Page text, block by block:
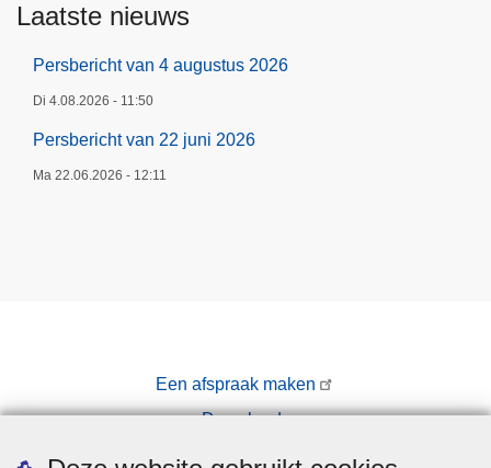
Laatste nieuws
Persbericht van 4 augustus 2026
Di 4.08.2026 - 11:50
Persbericht van 22 juni 2026
Ma 22.06.2026 - 12:11
Een afspraak maken
Downloads
Pers